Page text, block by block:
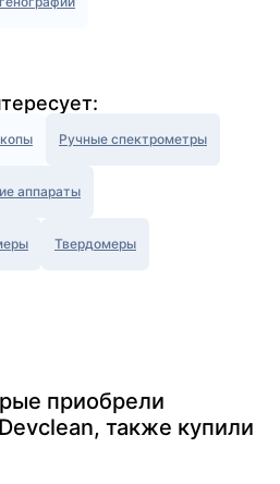
Ручные спектрометры
аппараты
Твердомеры
приобрели
также купили